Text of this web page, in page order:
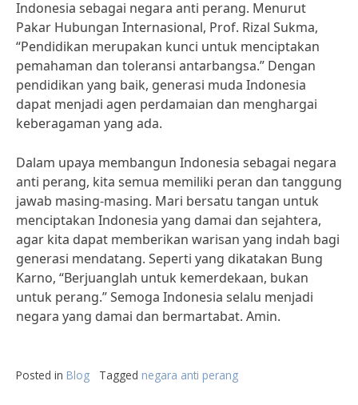
Indonesia sebagai negara anti perang. Menurut
Pakar Hubungan Internasional, Prof. Rizal Sukma,
“Pendidikan merupakan kunci untuk menciptakan
pemahaman dan toleransi antarbangsa.” Dengan
pendidikan yang baik, generasi muda Indonesia
dapat menjadi agen perdamaian dan menghargai
keberagaman yang ada.
Dalam upaya membangun Indonesia sebagai negara
anti perang, kita semua memiliki peran dan tanggung
jawab masing-masing. Mari bersatu tangan untuk
menciptakan Indonesia yang damai dan sejahtera,
agar kita dapat memberikan warisan yang indah bagi
generasi mendatang. Seperti yang dikatakan Bung
Karno, “Berjuanglah untuk kemerdekaan, bukan
untuk perang.” Semoga Indonesia selalu menjadi
negara yang damai dan bermartabat. Amin.
Posted in Blog Tagged negara anti perang